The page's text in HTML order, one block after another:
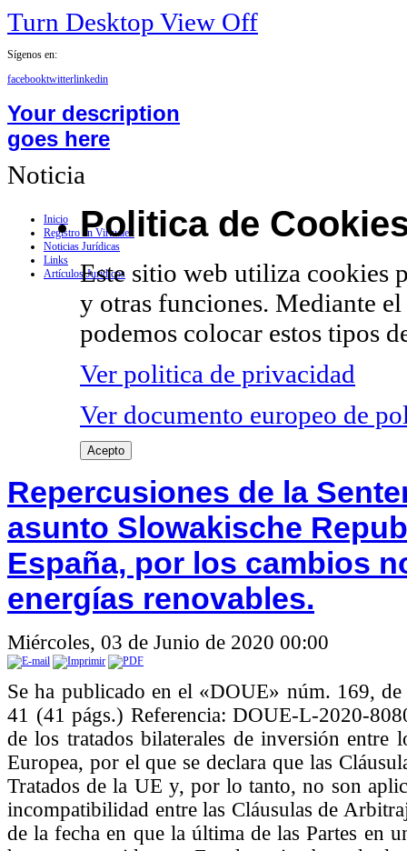
Turn Desktop View Off
Sígenos en:
facebooktwitterlinkedin
Your description
goes here
Inicio
Registro en Virtualex
Noticias Jurídicas
Links
Artículos Jurídicos
Noticia
Politica de
Este sitio web utiliza cookies
y otras funciones. Mediante
podemos colocar estos tipos
Ver politica de privacidad
Ver documento europeo de
Acepto
Repercusiones de la
asunto Slowakische
España, por los cambios
energías renovables.
Miércoles, 03 de Junio de 2020 00:00
Se ha publicado en el «DOUE» núm. 169,
41 (41 págs.) Referencia: DOUE-L-2020-
de los tratados bilaterales de inversión entre
Europea, por el que se declara que las
Tratados de la UE y, por lo tanto, no son
incompatibilidad entre las Cláusulas de
de la fecha en que la última de las Partes en